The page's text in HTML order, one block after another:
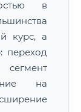
в
курс, а
переход
на